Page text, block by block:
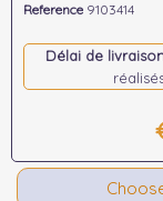
Reference 9103414
Délai de